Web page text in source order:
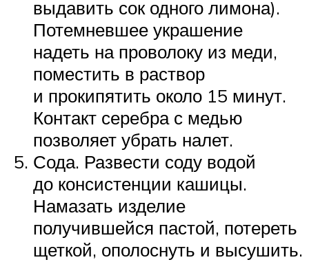
выдавить сок одного лимона).
Потемневшее украшение
надеть на проволоку из меди,
поместить в раствор
и прокипятить около 15 минут.
Контакт серебра с медью
позволяет убрать налет.
Сода. Развести соду водой
до консистенции кашицы.
Намазать изделие
получившейся пастой, потереть
щеткой, ополоснуть и высушить.